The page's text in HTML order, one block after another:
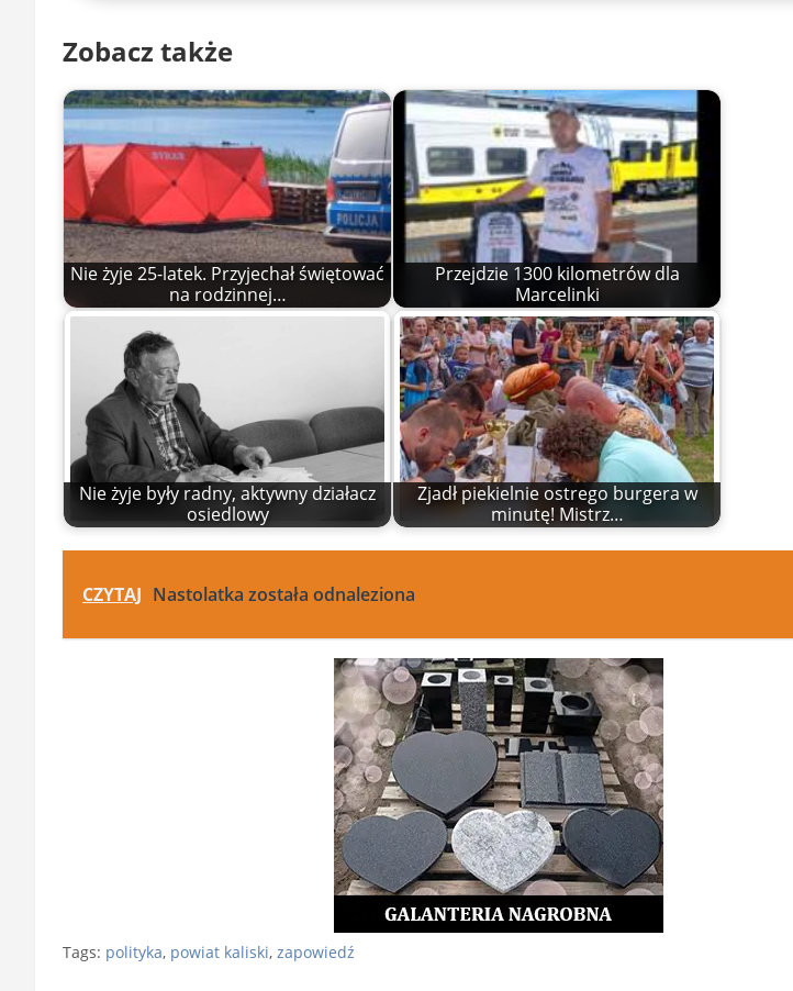
Zobacz także
Nie żyje 25-latek. Przyjechał świętować
na rodzinnej…
Przejdzie 1300 kilometrów dla
Marcelinki
Nie żyje były radny, aktywny działacz
osiedlowy
Zjadł piekielnie ostrego burgera w
minutę! Mistrz…
CZYTAJ Nastolatka została odnaleziona
Tags: polityka, powiat kaliski, zapowiedź